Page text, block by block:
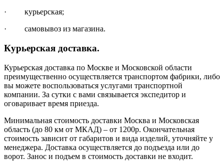
· курьерская;
· самовывоз из магазина.
Курьерская доставка.
Курьерская доставка по Москве и Московской области
преимущественно осуществляется транспортом фабрики, либо
вы можете воспользоваться услугами транспортной
компании. За сутки с вами связывается экспедитор и
оговаривает время приезда.
Минимальная стоимость доставки Москва и Московская
область (до 80 км от МКАД) – от 1200р. Окончательная
стоимость зависит от габаритов и вида изделий, уточняйте у
менеджера. Доставка осуществляется до подъезда или до
ворот. Занос и подъем в стоимость доставки не входит.